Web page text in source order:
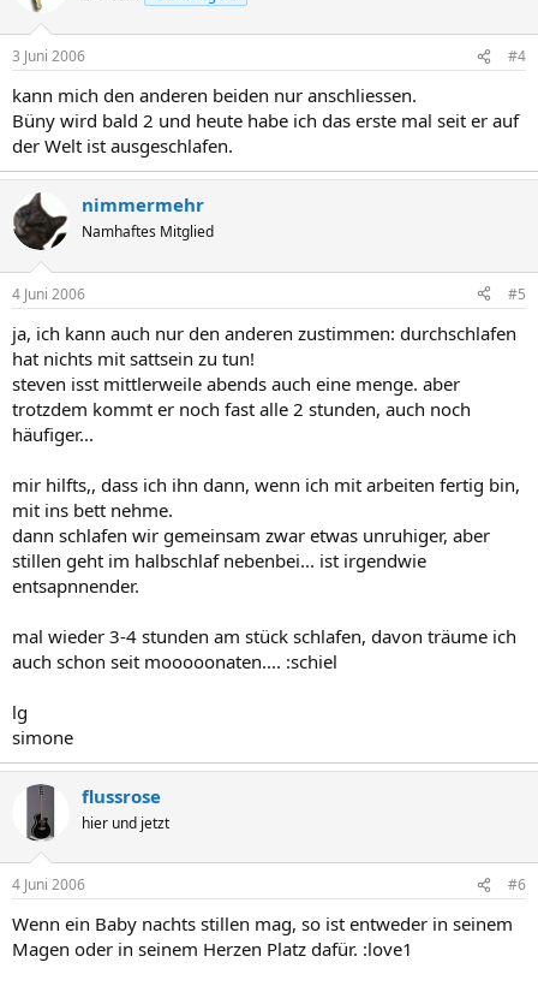
3 Juni 2006 #4
kann mich den anderen beiden nur anschliessen.
Büny wird bald 2 und heute habe ich das erste mal seit er auf
der Welt ist ausgeschlafen.
nimmermehr
Namhaftes Mitglied
4 Juni 2006 #5
ja, ich kann auch nur den anderen zustimmen: durchschlafen
hat nichts mit sattsein zu tun!
steven isst mittlerweile abends auch eine menge. aber
trotzdem kommt er noch fast alle 2 stunden, auch noch
häufiger...
mir hilfts,, dass ich ihn dann, wenn ich mit arbeiten fertig bin,
mit ins bett nehme.
dann schlafen wir gemeinsam zwar etwas unruhiger, aber
stillen geht im halbschlaf nebenbei... ist irgendwie
entsapnnender.
mal wieder 3-4 stunden am stück schlafen, davon träume ich
auch schon seit mooooonaten.... :schiel
lg
simone
flussrose
hier und jetzt
4 Juni 2006 #6
Wenn ein Baby nachts stillen mag, so ist entweder in seinem
Magen oder in seinem Herzen Platz dafür. :love1